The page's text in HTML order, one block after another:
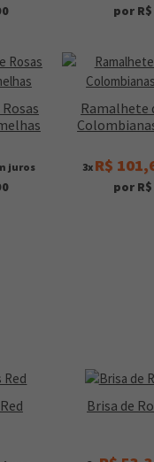
por
juros
Ramalhete
3x R$
por
Brisa de